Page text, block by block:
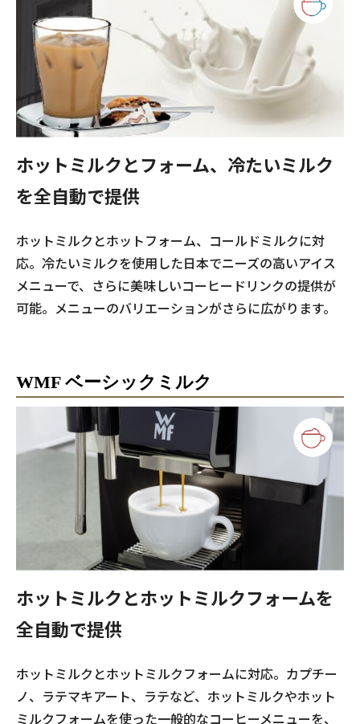
ホットミルクとフォーム、冷たいミルク
を全自動で提供
ホットミルクとホットフォーム、コールドミルクに対
応。冷たいミルクを使用した日本でニーズの高いアイス
メニューで、さらに美味しいコーヒードリンクの提供が
可能。メニューのバリエーションがさらに広がります。
WMF ベーシックミルク
ホットミルクとホットミルクフォームを
全自動で提供
ホットミルクとホットミルクフォームに対応。カプチー
ノ、ラテマキアート、ラテなど、ホットミルクやホット
ミルクフォームを使った一般的なコーヒーメニューを、